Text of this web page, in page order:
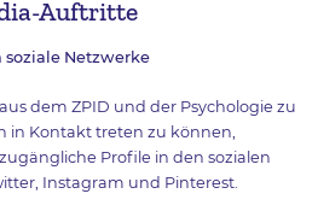
Auftritte
Netzwerke
dem ZPID und der Psychologie zu
in Kontakt treten zu können,
Profile in den sozialen
Instagram und Pinterest.